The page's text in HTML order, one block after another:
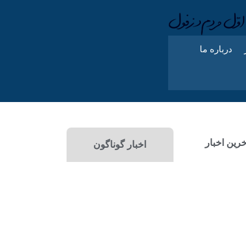
درباره ما
اخبار اخبار گوناگون